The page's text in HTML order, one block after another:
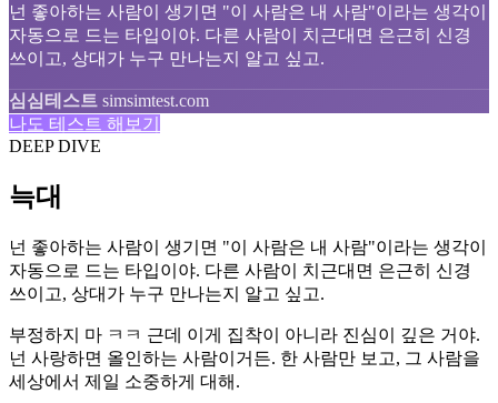
넌 좋아하는 사람이 생기면 "이 사람은 내 사람"이라는 생각이
자동으로 드는 타입이야. 다른 사람이 치근대면 은근히 신경
쓰이고, 상대가 누구 만나는지 알고 싶고.
심심테스트 simsimtest.com
나도 테스트 해보기
DEEP DIVE
늑대
넌 좋아하는 사람이 생기면 "이 사람은 내 사람"이라는 생각이
자동으로 드는 타입이야. 다른 사람이 치근대면 은근히 신경
쓰이고, 상대가 누구 만나는지 알고 싶고.
부정하지 마 ㅋㅋ 근데 이게 집착이 아니라 진심이 깊은 거야.
넌 사랑하면 올인하는 사람이거든. 한 사람만 보고, 그 사람을
세상에서 제일 소중하게 대해.